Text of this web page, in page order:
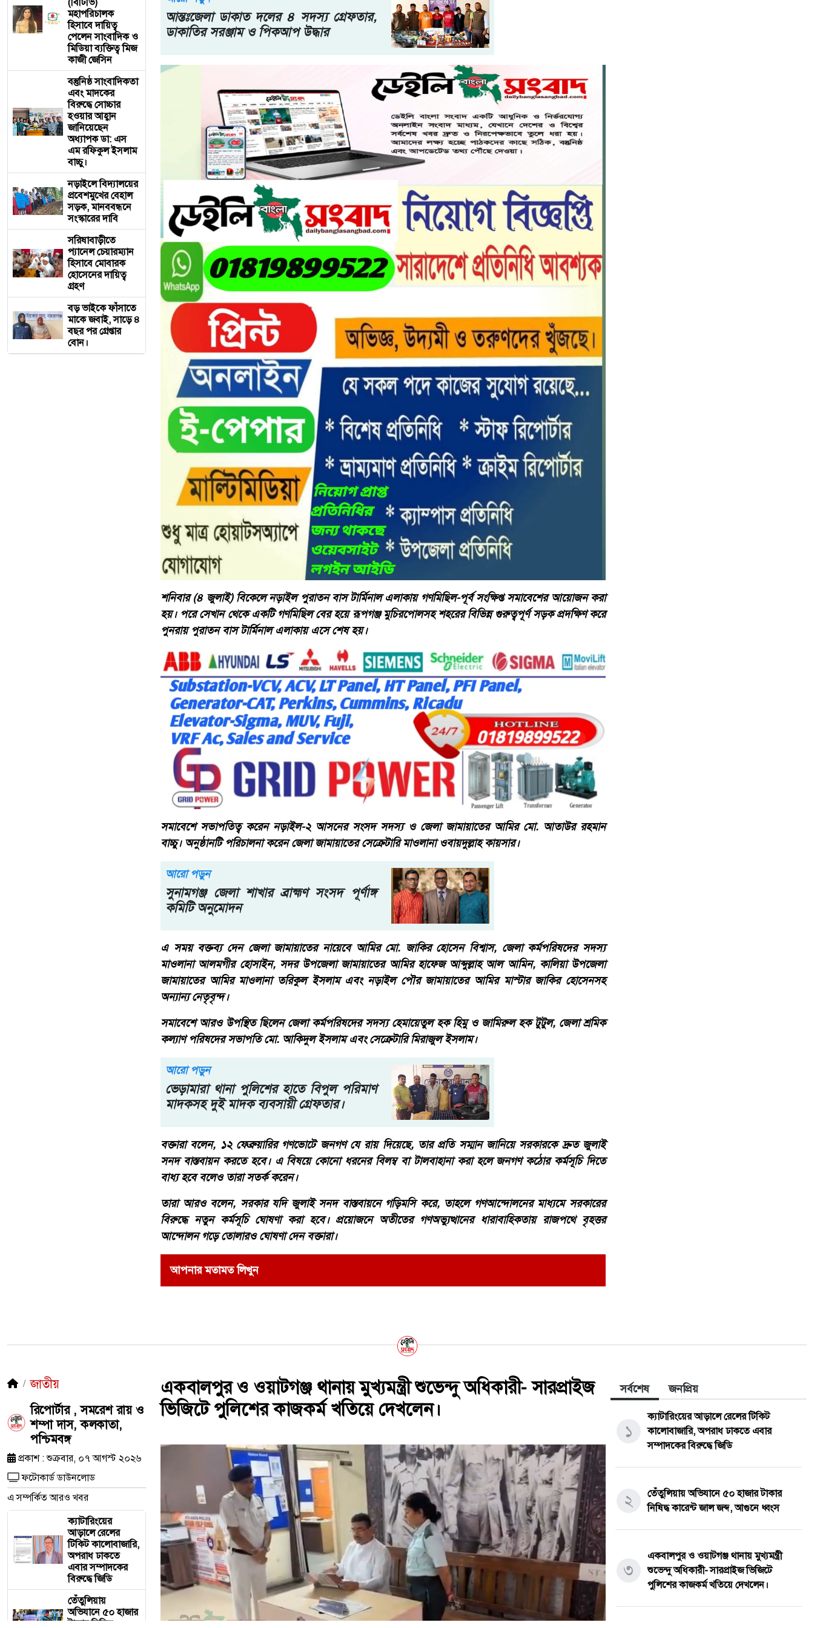
মহাপরিচালক
হিসাবে দায়িত্ব
পেলেন সাংবাদিক ও
মিডিয়া ব্যক্তিত্ব মিজ
কাজী জেসিন
বস্তুনিষ্ঠ সাংবাদিকতা
এবং মাদকের
বিরুদ্ধে সোচ্চার
হওয়ার আহ্বান
জানিয়েছেন
অধ্যাপক ডা: এস
এম রফিকুল ইসলাম
বাচ্চু।
নড়াইলে বিদ্যালয়ের
প্রবেশমুখের বেহাল
সড়ক, মানববন্ধনে
সংস্কারের দাবি
সরিষাবাড়ীতে
প্যানেল চেয়ারম্যান
হিসাবে মোবারক
হোসেনের দায়িত্ব
গ্রহণ
বড় ভাইকে ফাঁসাতে
মাকে জবাই, সাড়ে ৪
বছর পর গ্রেপ্তার
বোন।
আন্তঃজেলা ডাকাত দলের ৪ সদস্য গ্রেফতার,
ডাকাতির সরঞ্জাম ও পিকআপ উদ্ধার
শনিবার (৪ জুলাই) বিকেলে নড়াইল পুরাতন বাস টার্মিনাল এলাকায় গণমিছিল-পূর্ব সংক্ষিপ্ত সমাবেশের আয়োজন করা
হয়। পরে সেখান থেকে একটি গণমিছিল বের হয়ে রূপগঞ্জ মুচিরপোলসহ শহরের বিভিন্ন গুরুত্বপূর্ণ সড়ক প্রদক্ষিণ করে
পুনরায় পুরাতন বাস টার্মিনাল এলাকায় এসে শেষ হয়।
সমাবেশে সভাপতিত্ব করেন নড়াইল-২ আসনের সংসদ সদস্য ও জেলা জামায়াতের আমির মো. আতাউর রহমান
বাচ্চু। অনুষ্ঠানটি পরিচালনা করেন জেলা জামায়াতের সেক্রেটারি মাওলানা ওবায়দুল্লাহ কায়সার।
আরো পড়ুন
সুনামগঞ্জ জেলা শাখার ব্রাহ্মণ সংসদ পূর্ণাঙ্গ
কমিটি অনুমোদন
এ সময় বক্তব্য দেন জেলা জামায়াতের নায়েবে আমির মো. জাকির হোসেন বিশ্বাস, জেলা কর্মপরিষদের সদস্য
মাওলানা আলমগীর হোসাইন, সদর উপজেলা জামায়াতের আমির হাফেজ আব্দুল্লাহ আল আমিন, কালিয়া উপজেলা
জামায়াতের আমির মাওলানা তরিকুল ইসলাম এবং নড়াইল পৌর জামায়াতের আমির মাস্টার জাকির হোসেনসহ
অন্যান্য নেতৃবৃন্দ।
সমাবেশে আরও উপস্থিত ছিলেন জেলা কর্মপরিষদের সদস্য হেমায়েতুল হক হিমু ও জামিরুল হক টুটুল, জেলা শ্রমিক
কল্যাণ পরিষদের সভাপতি মো. আকিদুল ইসলাম এবং সেক্রেটারি মিরাজুল ইসলাম।
আরো পড়ুন
ভেড়ামারা থানা পুলিশের হাতে বিপুল পরিমাণ
মাদকসহ দুই মাদক ব্যবসায়ী গ্রেফতার।
বক্তারা বলেন, ১২ ফেব্রুয়ারির গণভোটে জনগণ যে রায় দিয়েছে, তার প্রতি সম্মান জানিয়ে সরকারকে দ্রুত জুলাই
সনদ বাস্তবায়ন করতে হবে। এ বিষয়ে কোনো ধরনের বিলম্ব বা টালবাহানা করা হলে জনগণ কঠোর কর্মসূচি দিতে
বাধ্য হবে বলেও তারা সতর্ক করেন।
তারা আরও বলেন, সরকার যদি জুলাই সনদ বাস্তবায়নে গড়িমসি করে, তাহলে গণআন্দোলনের মাধ্যমে সরকারের
বিরুদ্ধে নতুন কর্মসূচি ঘোষণা করা হবে। প্রয়োজনে অতীতের গণঅভ্যুত্থানের ধারাবাহিকতায় রাজপথে বৃহত্তর
আন্দোলন গড়ে তোলারও ঘোষণা দেন বক্তারা।
আপনার মতামত লিখুন
জাতীয়
রিপোর্টার , সমরেশ রায় ও
শম্পা দাস, কলকাতা,
পশ্চিমবঙ্গ
প্রকাশ : শুক্রবার, ০৭ আগস্ট ২০২৬
ফটোকার্ড ডাউনলোড
এ সম্পর্কিত আরও খবর
ক্যাটারিংয়ের
আড়ালে রেলের
টিকিট কালোবাজারি,
অপরাধ ঢাকতে
এবার সম্পাদকের
বিরুদ্ধে জিডি
তেঁতুলিয়ায়
অভিযানে ৫০ হাজার
টাকার নিষিদ্ধ
একবালপুর ও ওয়াটগঞ্জ থানায় মুখ্যমন্ত্রী শুভেন্দু অধিকারী- সারপ্রাইজ
ভিজিটে পুলিশের কাজকর্ম খতিয়ে দেখলেন।
সর্বশেষ জনপ্রিয়
১
ক্যাটারিংয়ের আড়ালে রেলের টিকিট
কালোবাজারি, অপরাধ ঢাকতে এবার
সম্পাদকের বিরুদ্ধে জিডি
২
তেঁতুলিয়ায় অভিযানে ৫০ হাজার টাকার
নিষিদ্ধ কারেন্ট জাল জব্দ, আগুনে ধ্বংস
৩
একবালপুর ও ওয়াটগঞ্জ থানায় মুখ্যমন্ত্রী
শুভেন্দু অধিকারী- সারপ্রাইজ ভিজিটে
পুলিশের কাজকর্ম খতিয়ে দেখলেন।